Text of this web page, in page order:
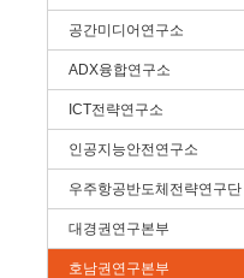
공간미디어연구소
ADX융합연구소
ICT전략연구소
인공지능안전연구소
우주항공반도체전략연구단
대경권연구본부
호남권연구본부